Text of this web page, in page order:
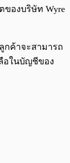
ของบริษัท Wyre
กค้าจะสามารถ
อในบัญชีของ